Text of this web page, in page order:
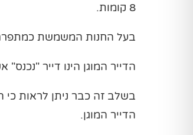
8 קומות.
בעל החנות המשמשת כמתפרה
הדייר המוגן הינו דייר
בשלב זה כבר ניתן לראות כי
הדייר המוגן.